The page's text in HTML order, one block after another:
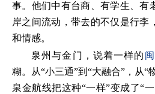
事。他们中有台商、有学生、有
岸之间流动，带去的不仅是行李
和情感。
泉州与金门，说着一样的
糊。从“小三通”到“大融合”，从“
泉金航线把这种“一样”变成了“